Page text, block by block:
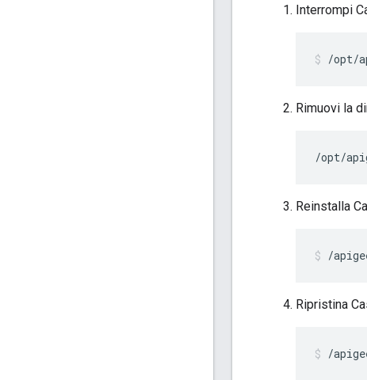
Interrompi
/opt/
Rimuovi la
/opt/
Reinstalla
/
Ripristina
/